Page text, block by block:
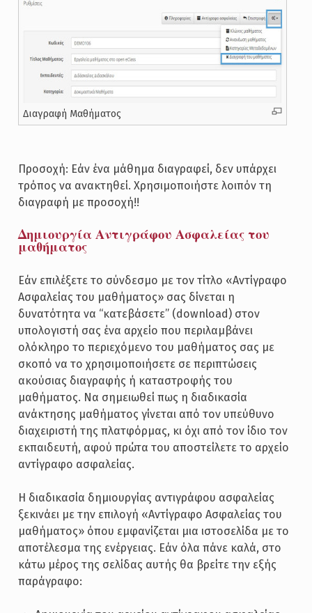
Διαγραφή Μαθήματος
Προσοχή: Εάν ένα μάθημα διαγραφεί, δεν υπάρχει
τρόπος να ανακτηθεί. Χρησιμοποιήστε λοιπόν τη
διαγραφή με προσοχή!!
Δημιουργία Αντιγράφου Ασφαλείας του
μαθήματος
Εάν επιλέξετε το σύνδεσμο με τον τίτλο «Αντίγραφο
Ασφαλείας του μαθήματος» σας δίνεται η
δυνατότητα να “κατεβάσετε” (download) στον
υπολογιστή σας ένα αρχείο που περιλαμβάνει
ολόκληρο το περιεχόμενο του μαθήματος σας με
σκοπό να το χρησιμοποιήσετε σε περιπτώσεις
ακούσιας διαγραφής ή καταστροφής του
μαθήματος. Να σημειωθεί πως η διαδικασία
ανάκτησης μαθήματος γίνεται από τον υπεύθυνο
διαχειριστή της πλατφόρμας, κι όχι από τον ίδιο τον
εκπαιδευτή, αφού πρώτα του αποστείλετε το αρχείο
αντίγραφο ασφαλείας.
Η διαδικασία δημιουργίας αντιγράφου ασφαλείας
ξεκινάει με την επιλογή «Αντίγραφο Ασφαλείας του
μαθήματος» όπου εμφανίζεται μια ιστοσελίδα με το
αποτέλεσμα της ενέργειας. Εάν όλα πάνε καλά, στο
κάτω μέρος της σελίδας αυτής θα βρείτε την εξής
παράγραφο: